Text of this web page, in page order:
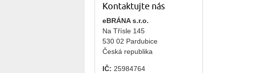
Kontaktujte nás
eBRÁNA s.r.o.
Na Třísle 145
530 02 Pardubice
Česká republika
IČ: 25984764